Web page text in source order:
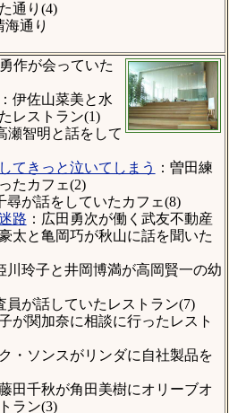
通り(4)
通り
作が会っていた
伊佐山菜美と水
レストラン(1)
瀬智明と話をして
てきっと泣いてしまう
：曽田練
たカフェ(2)
尋が話をしていたカフェ(8)
路 ：広田勇次が働く武友不動産
太と亀岡巧が秋山に話を聞いた
川玲子と井岡博満が高岡賢一の幼
員が話していたレストラン(7)
が関加奈に相談に行ったレスト
ク・ソンスがリンダに自社製品を
藤田千秋が角田美樹にオリーブオ
ラン(3)